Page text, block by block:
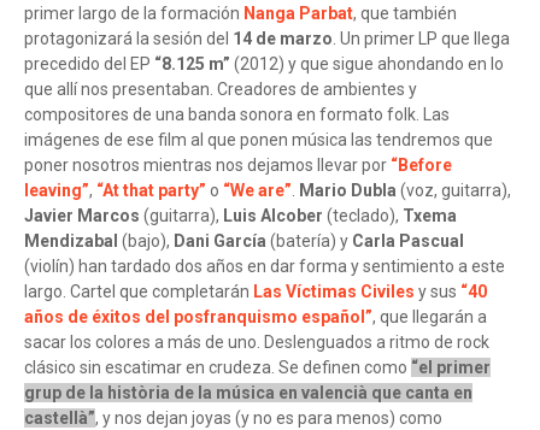
primer largo de la formación Nanga Parbat, que también
protagonizará la sesión del 14 de marzo. Un primer LP que llega
precedido del EP “8.125 m” (2012) y que sigue ahondando en lo
que allí nos presentaban. Creadores de ambientes y
compositores de una banda sonora en formato folk. Las
imágenes de ese film al que ponen música las tendremos que
poner nosotros mientras nos dejamos llevar por “Before
leaving”, “At that party” o “We are”. Mario Dubla (voz, guitarra),
Javier Marcos (guitarra), Luis Alcober (teclado), Txema
Mendizabal (bajo), Dani García (batería) y Carla Pascual
(violín) han tardado dos años en dar forma y sentimiento a este
largo. Cartel que completarán Las Víctimas Civiles y sus “40
años de éxitos del posfranquismo español”, que llegarán a
sacar los colores a más de uno. Deslenguados a ritmo de rock
clásico sin escatimar en crudeza. Se definen como “el primer
grup de la història de la música en valencià que canta en
castellà”, y nos dejan joyas (y no es para menos) como